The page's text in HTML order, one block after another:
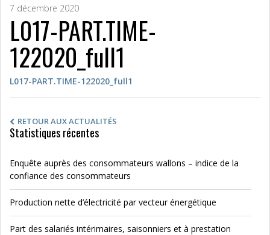
7 décembre 2020
L017-PART.TIME-
122020_full1
L017-PART.TIME-122020_full1
RETOUR AUX ACTUALITÉS
Statistiques récentes
Enquête auprès des consommateurs wallons – indice de la
confiance des consommateurs
Production nette d’électricité par vecteur énergétique
Part des salariés intérimaires, saisonniers et à prestation